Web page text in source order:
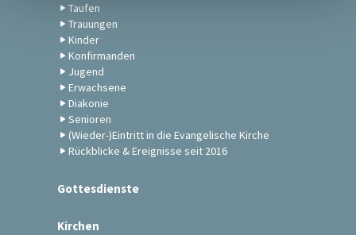
Taufen
Trauungen
Kinder
Konfirmanden
Jugend
Erwachsene
Diakonie
Senioren
(Wieder-)Eintritt in die Evangelische Kirche
Rückblicke & Ereignisse seit 2016
Gottesdienste
Kirchen